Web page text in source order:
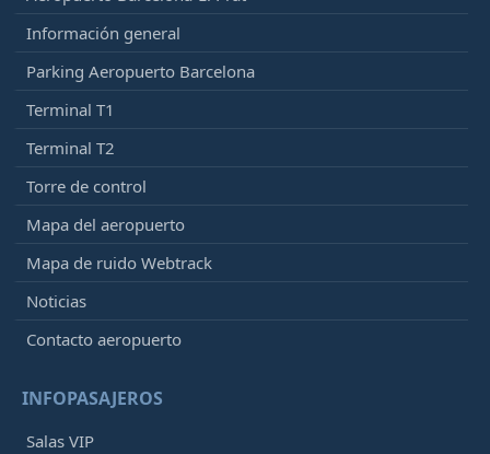
Información general
Parking Aeropuerto Barcelona
Terminal T1
Terminal T2
Torre de control
Mapa del aeropuerto
Mapa de ruido Webtrack
Noticias
Contacto aeropuerto
INFOPASAJEROS
Salas VIP